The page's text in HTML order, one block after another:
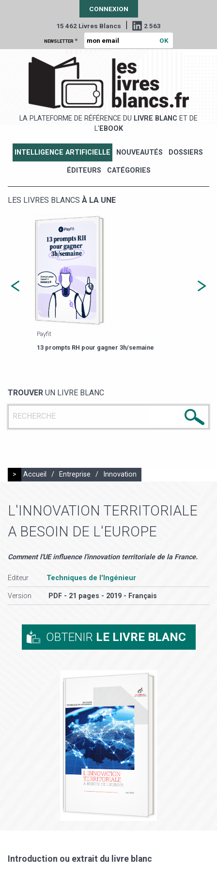
CONNEXION
15 462 Livres Blancs | 2 563
NEWSLETTER *
LA PLATEFORME DE RÉFÉRENCE DU LIVRE BLANC ET DE
L' EBOOK
INTELLIGENCE ARTIFICIELLE NOUVEAUTÉS DOSSIERS
ÉDITEURS CATÉGORIES
LES LIVRES BLANCS À LA UNE
Payfit
13 prompts RH pour gagner 3h/semaine
TROUVER UN LIVRE BLANC
> Accueil / Entreprise / Innovation
L'INNOVATION TERRITORIALE
A BESOIN DE L'EUROPE
Comment l'UE influence l'innovation territoriale de la France.
Editeur Techniques de l'Ingénieur
Version PDF - 21 pages - 2019 - Français
OBTENIR LE LIVRE BLANC
Introduction ou extrait du livre blanc